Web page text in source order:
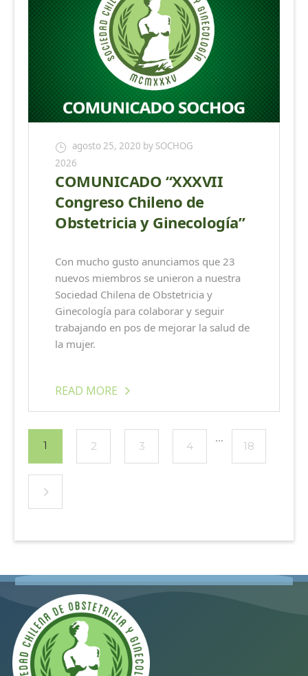
agosto 25, 2020 by SOCHOG
2026
COMUNICADO “XXXVII
Congreso Chileno de
Obstetricia y Ginecología”
Con mucho gusto anunciamos que 23
nuevos miembros se unieron a nuestra
Sociedad Chilena de Obstetricia y
Ginecología para colaborar y seguir
trabajando en pos de mejorar la salud de
la mujer.
READ MORE
1 2 3 4
…
18